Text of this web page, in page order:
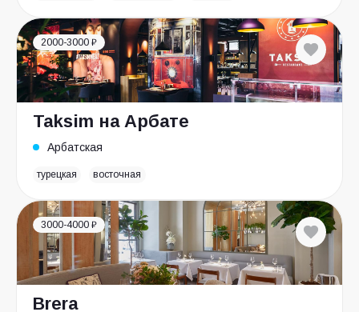
2000-3000 ₽
Taksim на Арбате
Арбатская
турецкая восточная
3000-4000 ₽
Brera